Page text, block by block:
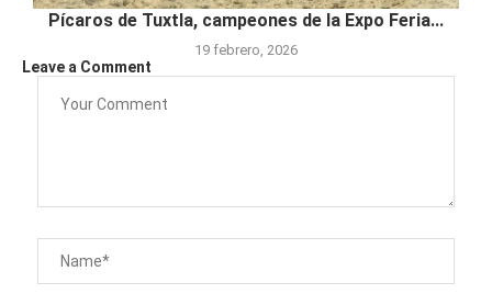
Pícaros de Tuxtla, campeones de la Expo Feria...
19 febrero, 2026
Leave a Comment